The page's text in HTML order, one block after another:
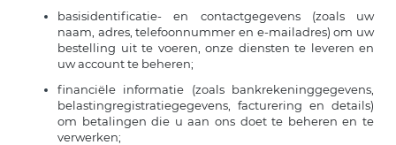
basisidentificatie- en contactgegevens (zoals uw
naam, adres, telefoonnummer en e-mailadres) om uw
bestelling uit te voeren, onze diensten te leveren en
uw account te beheren;
financiële informatie (zoals bankrekeninggegevens,
belastingregistratiegegevens, facturering en details)
om betalingen die u aan ons doet te beheren en te
verwerken;